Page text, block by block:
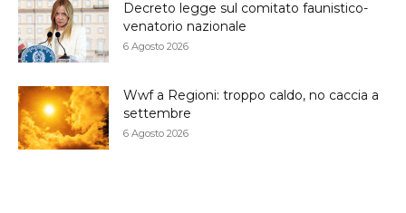
Decreto legge sul comitato faunistico-
venatorio nazionale
6 Agosto 2026
Wwf a Regioni: troppo caldo, no caccia a
settembre
6 Agosto 2026